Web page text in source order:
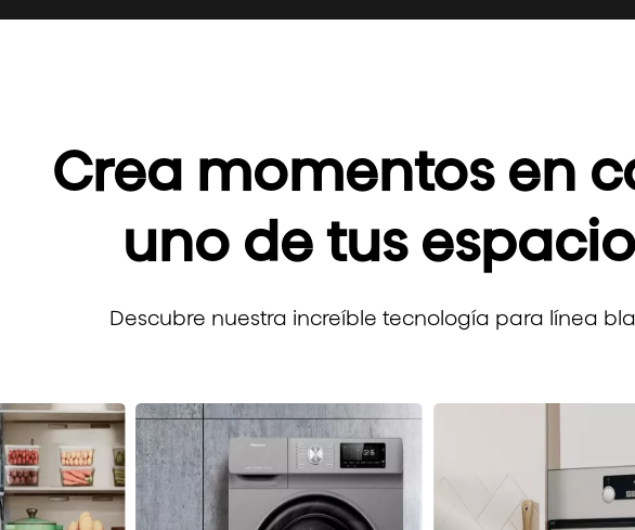
Crea momentos en
uno de tus
Descubre nuestra increíble tecnología para línea